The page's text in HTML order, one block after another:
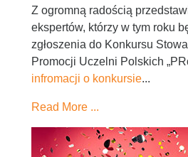
Z ogromną radością
ekspertów, którzy w tym roku
zgłoszenia do Konkursu
Promocji Uczelni Polskich
infromacji o konkursie...
Read More ...